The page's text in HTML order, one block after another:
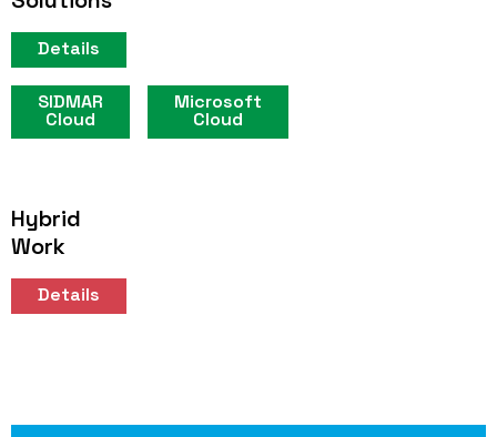
Details
SIDMAR
Cloud
Microsoft
Cloud
Hybrid
Work
Details